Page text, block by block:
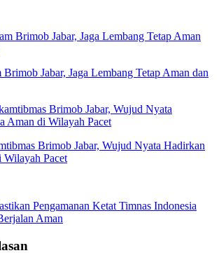
Jabar, Jaga Lembang Tetap Aman dan
Brimob Jabar, Wujud Nyata Hadirkan
Wilayah Pacet
Pengamanan Ketat Timnas Indonesia
Aman